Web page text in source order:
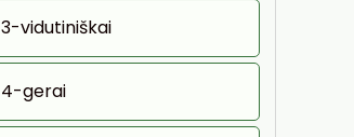
3-vidutiniškai
4-gerai